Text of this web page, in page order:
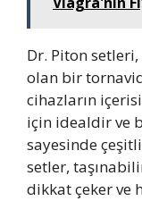
Dr. Piton
olan bir
cihazların
için idealdir ve
sayesinde
setler,
dikkat çeker ve